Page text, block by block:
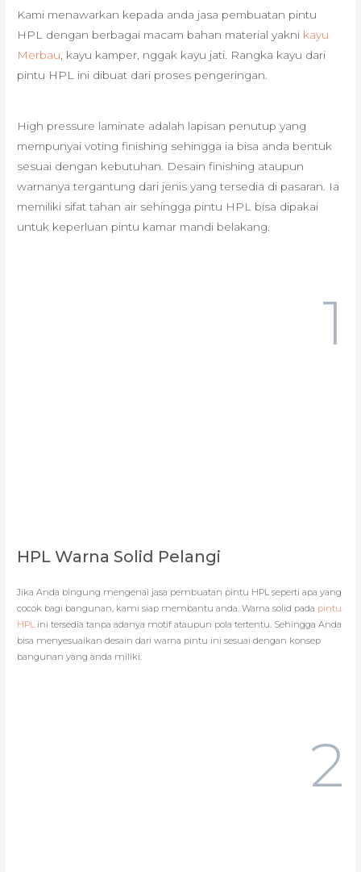
Kami menawarkan kepada anda jasa pembuatan pintu
HPL dengan berbagai macam bahan material yakni kayu
Merbau , kayu kamper, nggak kayu jati. Rangka kayu dari
pintu HPL ini dibuat dari proses pengeringan.
High pressure laminate adalah lapisan penutup yang
mempunyai voting finishing sehingga ia bisa anda bentuk
sesuai dengan kebutuhan. Desain finishing ataupun
warnanya tergantung dari jenis yang tersedia di pasaran. Ia
memiliki sifat tahan air sehingga pintu HPL bisa dipakai
untuk keperluan pintu kamar mandi belakang.
1
HPL Warna Solid Pelangi
Jika Anda bingung mengenai jasa pembuatan pintu HPL seperti apa yang
cocok bagi bangunan, kami siap membantu anda. Warna solid pada pintu
HPLini tersedia tanpa adanya motif ataupun pola tertentu. Sehingga Anda
bisa menyesuaikan desain dari warna pintu ini sesuai dengan konsep
bangunan yang anda miliki.
2